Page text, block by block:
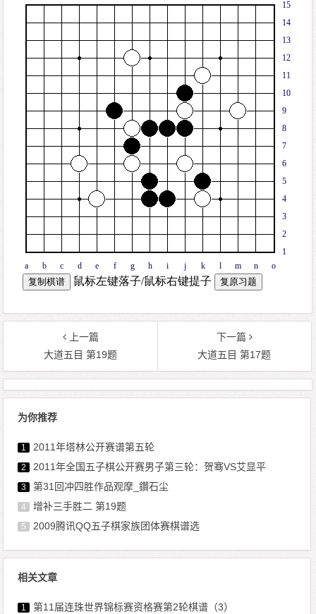
上一篇
大道五目 第19题
下一篇
大道五目 第17题
为你推荐
1 2011年塔林公开赛谱第五轮
2 2011年全国五子棋公开赛男子第三轮：贺骞VS艾显平
3 第31回冲四胜作品观摩_鑽石尘
4 增补三手胜二 第19题
5 2009腾讯QQ五子棋家族团体赛棋谱选
相关文章
1 第11届连珠世界锦标赛资格赛第2轮棋谱（3）